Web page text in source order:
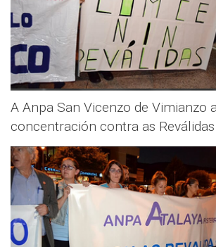
A Anpa San Vicenzo de Vimianzo
concentración contra as Reválidas